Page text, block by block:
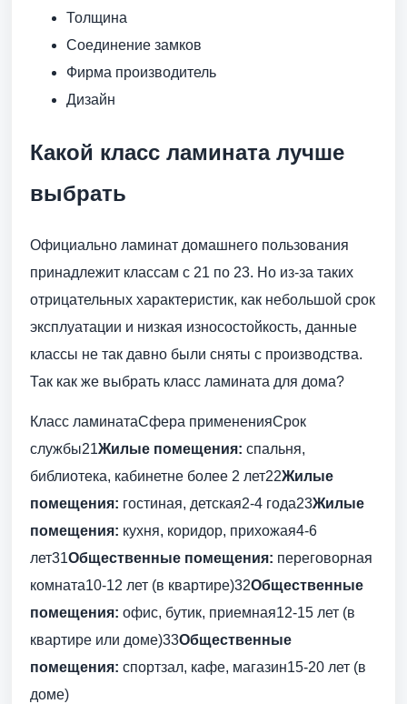
Толщина
Соединение замков
Фирма производитель
Дизайн
Какой класс ламината лучше
выбрать
Официально ламинат домашнего пользования
принадлежит классам с 21 по 23. Но из-за таких
отрицательных характеристик, как небольшой срок
эксплуатации и низкая износостойкость, данные
классы не так давно были сняты с производства.
Так как же выбрать класс ламината для дома?
Класс ламинатаСфера примененияСрок
службы21Жилые помещения: спальня,
библиотека, кабинетне более 2 лет22Жилые
помещения: гостиная, детская2-4 года23Жилые
помещения: кухня, коридор, прихожая4-6
лет31Общественные помещения: переговорная
комната10-12 лет (в квартире)32Общественные
помещения: офис, бутик, приемная12-15 лет (в
квартире или доме)33Общественные
помещения: спортзал, кафе, магазин15-20 лет (в
доме)